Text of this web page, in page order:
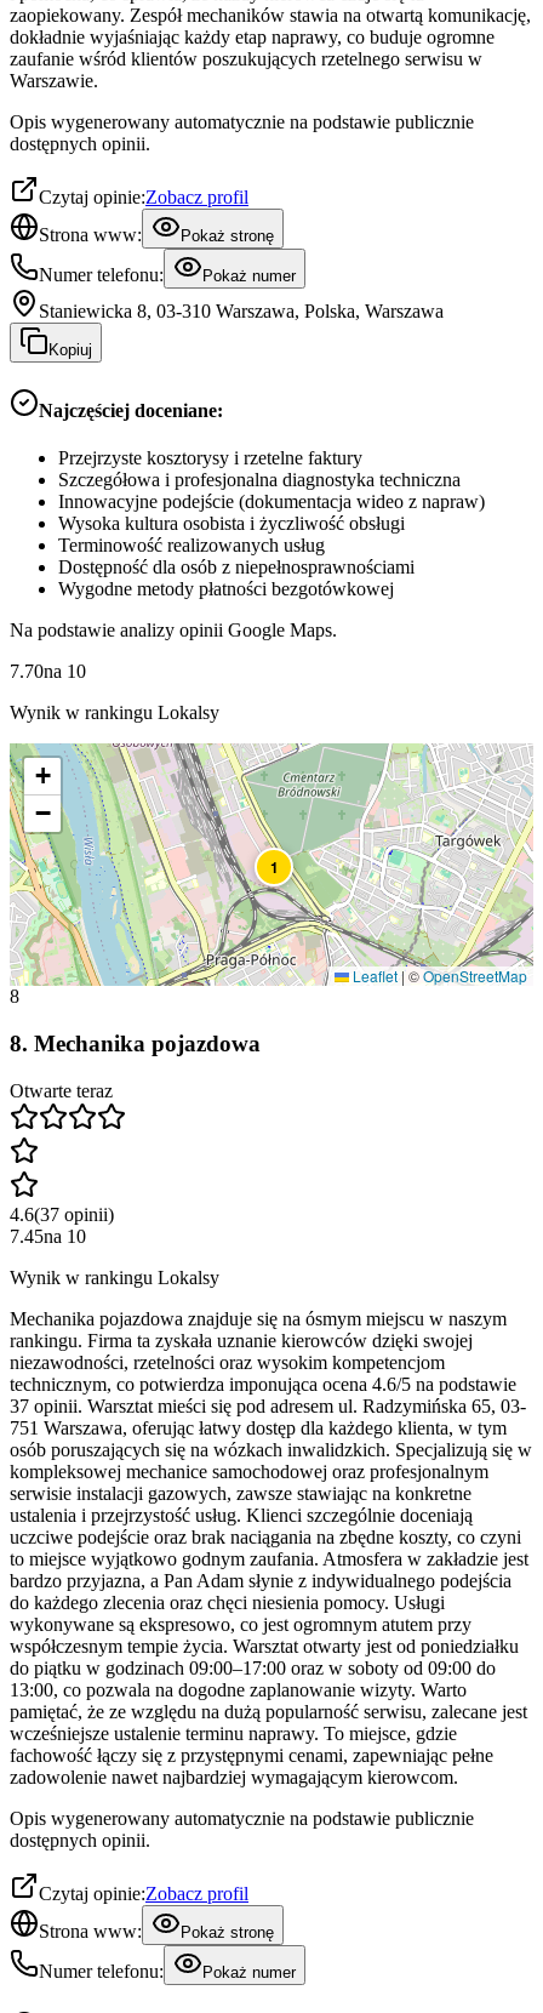
zaopiekowany. Zespół mechaników stawia na otwartą komunikację,
dokładnie wyjaśniając każdy etap naprawy, co buduje ogromne
zaufanie wśród klientów poszukujących rzetelnego serwisu w
Warszawie.
Opis wygenerowany automatycznie na podstawie publicznie
dostępnych opinii.
Czytaj opinie:Zobacz profil
Strona www:
Pokaż stronę
Numer telefonu: Pokaż numer
Staniewicka 8, 03-310 Warszawa, Polska, Warszawa
Kopiuj
Najczęściej doceniane:
Przejrzyste kosztorysy i rzetelne faktury
Szczegółowa i profesjonalna diagnostyka techniczna
Innowacyjne podejście (dokumentacja wideo z napraw)
Wysoka kultura osobista i życzliwość obsługi
Terminowość realizowanych usług
Dostępność dla osób z niepełnosprawnościami
Wygodne metody płatności bezgotówkowej
Na podstawie analizy opinii Google Maps.
7.70na 10
Wynik w rankingu Lokalsy
1
+
−
Leaflet|©OpenStreetMap
8
8. Mechanika pojazdowa
Otwarte teraz
4.6(37 opinii)
7.45na 10
Wynik w rankingu Lokalsy
Mechanika pojazdowa znajduje się na ósmym miejscu w naszym
rankingu. Firma ta zyskała uznanie kierowców dzięki swojej
niezawodności, rzetelności oraz wysokim kompetencjom
technicznym, co potwierdza imponująca ocena 4.6/5 na podstawie
37 opinii. Warsztat mieści się pod adresem ul. Radzymińska 65, 03-
751 Warszawa, oferując łatwy dostęp dla każdego klienta, w tym
osób poruszających się na wózkach inwalidzkich. Specjalizują się w
kompleksowej mechanice samochodowej oraz profesjonalnym
serwisie instalacji gazowych, zawsze stawiając na konkretne
ustalenia i przejrzystość usług. Klienci szczególnie doceniają
uczciwe podejście oraz brak naciągania na zbędne koszty, co czyni
to miejsce wyjątkowo godnym zaufania. Atmosfera w zakładzie jest
bardzo przyjazna, a Pan Adam słynie z indywidualnego podejścia
do każdego zlecenia oraz chęci niesienia pomocy. Usługi
wykonywane są ekspresowo, co jest ogromnym atutem przy
współczesnym tempie życia. Warsztat otwarty jest od poniedziałku
do piątku w godzinach 09:00–17:00 oraz w soboty od 09:00 do
13:00, co pozwala na dogodne zaplanowanie wizyty. Warto
pamiętać, że ze względu na dużą popularność serwisu, zalecane jest
wcześniejsze ustalenie terminu naprawy. To miejsce, gdzie
fachowość łączy się z przystępnymi cenami, zapewniając pełne
zadowolenie nawet najbardziej wymagającym kierowcom.
Opis wygenerowany automatycznie na podstawie publicznie
dostępnych opinii.
Czytaj opinie:Zobacz profil
Strona www:
Pokaż stronę
Numer telefonu: Pokaż numer